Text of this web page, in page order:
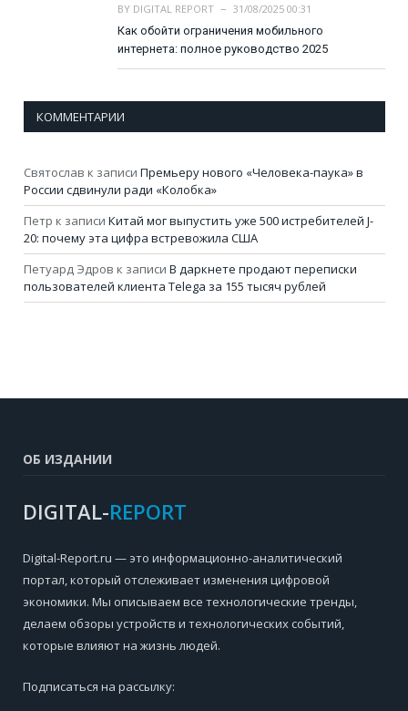
BY DIGITAL REPORT
31/08/2025 00:31
Как обойти ограничения мобильного
интернета: полное руководство 2025
КОММЕНТАРИИ
Святослав к записи Премьеру нового «Человека-паука» в
России сдвинули ради «Колобка»
Петр к записи Китай мог выпустить уже 500 истребителей J-
20: почему эта цифра встревожила США
Петуард Эдров к записи В даркнете продают переписки
пользователей клиента Telega за 155 тысяч рублей
ОБ ИЗДАНИИ
DIGITAL-REPORT
Digital-Report.ru — это информационно-аналитический
портал, который отслеживает изменения цифровой
экономики. Мы описываем все технологические тренды,
делаем обзоры устройств и технологических событий,
которые влияют на жизнь людей.
Подписаться на рассылку: